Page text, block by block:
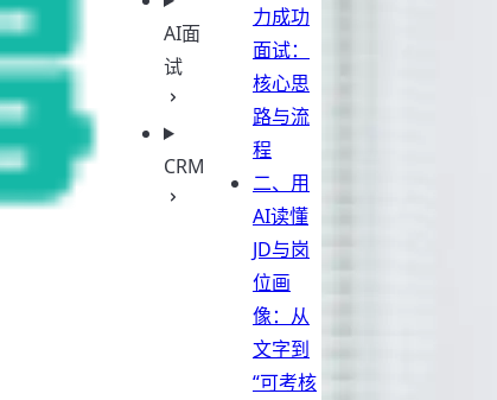
AI面
试
CRM
力成功
面试：
核心思
路与流
程
二、用
AI读懂
JD与岗
位画
像：从
文字到
“可考核